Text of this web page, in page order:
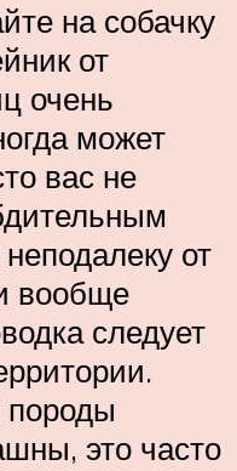
на собачку
от
очень
может
вас не
от
вообще
следует
породы
это часто